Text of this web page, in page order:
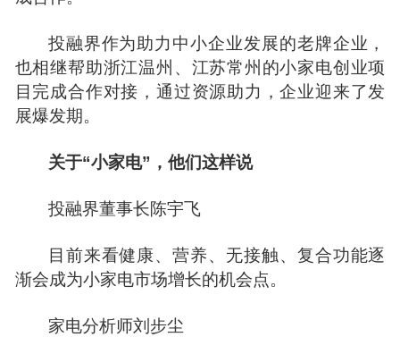
投融界作为助力中小企业发展的老牌企业，
也相继帮助浙江温州、江苏常州的小家电创业项
目 完成合作对接，通过资源助力，企业迎来了发
展爆发期。
关于“小家电”，他们这样说
投融界董事长陈宇飞
目前来看健康、营养、无接触、复合功能逐
渐会成为小家电市场增长的机会点。
家电分析师刘步尘